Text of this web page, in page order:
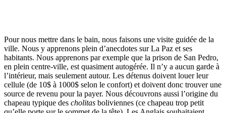
Pour nous mettre dans le bain, nous faisons une visite guidée de la
ville. Nous y apprenons plein d’anecdotes sur La Paz et ses
habitants. Nous apprenons par exemple que la prison de San Pedro,
en plein centre-ville, est quasiment autogérée. Il n’y a aucun garde à
l’intérieur, mais seulement autour. Les détenus doivent louer leur
cellule (de 10$ à 1000$ selon le confort) et doivent donc trouver une
source de revenu pour la payer. Nous découvrons aussi l’origine du
chapeau typique des cholitas boliviennes (ce chapeau trop petit